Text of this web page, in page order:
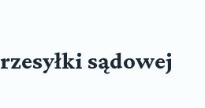
sądowej